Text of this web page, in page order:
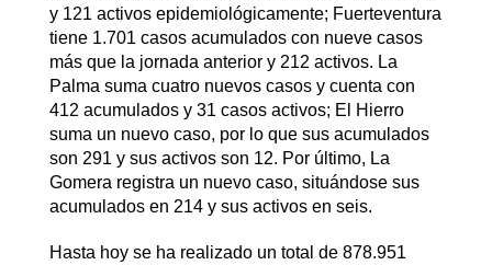
y 121 activos epidemiológicamente; Fuerteventura
tiene 1.701 casos acumulados con nueve casos
más que la jornada anterior y 212 activos. La
Palma suma cuatro nuevos casos y cuenta con
412 acumulados y 31 casos activos; El Hierro
suma un nuevo caso, por lo que sus acumulados
son 291 y sus activos son 12. Por último, La
Gomera registra un nuevo caso, situándose sus
acumulados en 214 y sus activos en seis.
Hasta hoy se ha realizado un total de 878.951